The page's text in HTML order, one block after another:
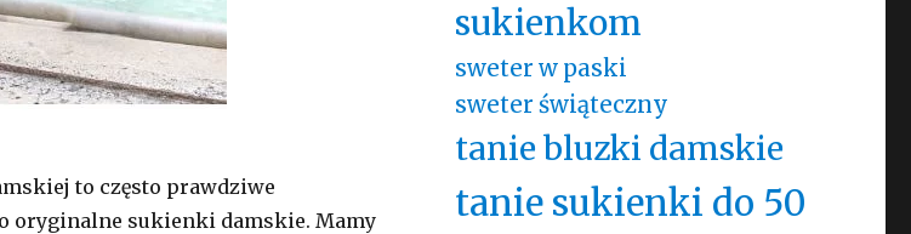
to często prawdziwe
oryginalne sukienki damskie. Mamy
sukienkom
sweter w paski
sweter świąteczny
tanie bluzki damskie
tanie sukienki do 50